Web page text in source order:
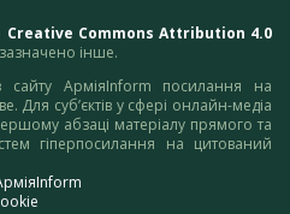
Creative Commons Attribution 4.0
інше.
сайту АрміяInform посилання на
Для суб’єктів у сфері онлайн-медіа
абзаці матеріалу прямого та
гіперпосилання на цитований